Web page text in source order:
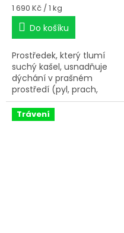
Měrná
cena:
1 690 Kč / 1 kg
Do košíku
Prostředek, který tlumí
suchý kašel, usnadňuje
dýchání v prašném
prostředí (pyl, prach,
plísně), pomáhá při
dušnosti a chronickém
kašli.
Trávení